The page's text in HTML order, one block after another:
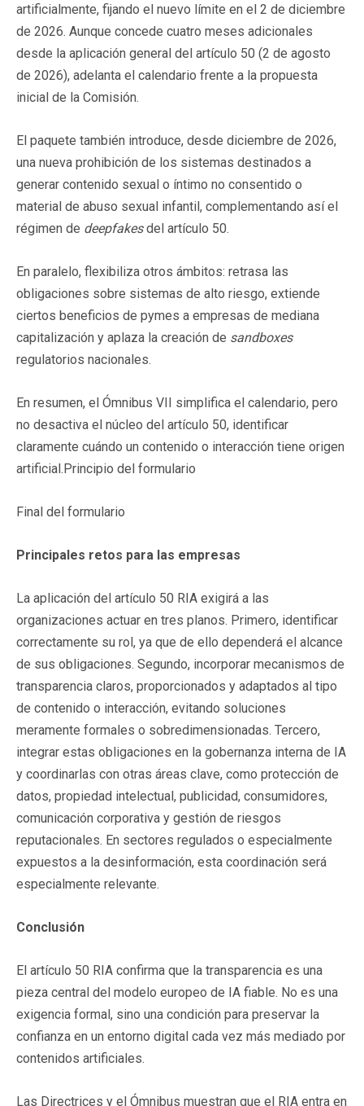
artificialmente, fijando el nuevo límite en el 2 de diciembre
de 2026. Aunque concede cuatro meses adicionales
desde la aplicación general del artículo 50 (2 de agosto
de 2026), adelanta el calendario frente a la propuesta
inicial de la Comisión.
El paquete también introduce, desde diciembre de 2026,
una nueva prohibición de los sistemas destinados a
generar contenido sexual o íntimo no consentido o
material de abuso sexual infantil, complementando así el
régimen de deepfakesdel artículo 50.
En paralelo, flexibiliza otros ámbitos: retrasa las
obligaciones sobre sistemas de alto riesgo, extiende
ciertos beneficios de pymes a empresas de mediana
capitalización y aplaza la creación de sandboxes
regulatorios nacionales.
En resumen, el Ómnibus VII simplifica el calendario, pero
no desactiva el núcleo del artículo 50, identificar
claramente cuándo un contenido o interacción tiene origen
artificial.Principio del formulario
Final del formulario
Principales retos para las empresas
La aplicación del artículo 50 RIA exigirá a las
organizaciones actuar en tres planos. Primero, identificar
correctamente su rol, ya que de ello dependerá el alcance
de sus obligaciones. Segundo, incorporar mecanismos de
transparencia claros, proporcionados y adaptados al tipo
de contenido o interacción, evitando soluciones
meramente formales o sobredimensionadas. Tercero,
integrar estas obligaciones en la gobernanza interna de IA
y coordinarlas con otras áreas clave, como protección de
datos, propiedad intelectual, publicidad, consumidores,
comunicación corporativa y gestión de riesgos
reputacionales. En sectores regulados o especialmente
expuestos a la desinformación, esta coordinación será
especialmente relevante.
Conclusión
El artículo 50 RIA confirma que la transparencia es una
pieza central del modelo europeo de IA fiable. No es una
exigencia formal, sino una condición para preservar la
confianza en un entorno digital cada vez más mediado por
contenidos artificiales.
Las Directrices y el Ómnibus muestran que el RIA entra en